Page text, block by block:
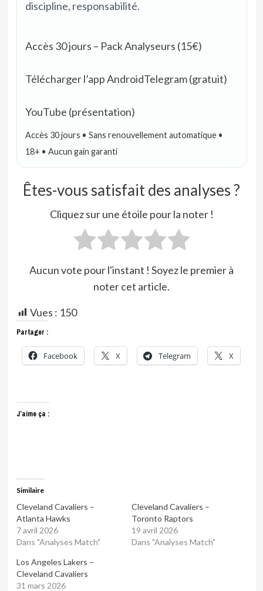
discipline, responsabilité.
Accès 30 jours – Pack Analyseurs (15€)
Télécharger l’app AndroidTelegram (gratuit)
YouTube (présentation)
Accès 30 jours • Sans renouvellement automatique •
18+ • Aucun gain garanti
Êtes-vous satisfait des analyses ?
Cliquez sur une étoile pour la noter !
Aucun vote pour l'instant ! Soyez le premier à
noter cet article.
Vues : 150
Partager :
Facebook X Telegram X
J’aime ça :
Similaire
Cleveland Cavaliers –
Atlanta Hawks
7 avril 2026
Dans "Analyses Match"
Cleveland Cavaliers –
Toronto Raptors
19 avril 2026
Dans "Analyses Match"
Los Angeles Lakers –
Cleveland Cavaliers
31 mars 2026